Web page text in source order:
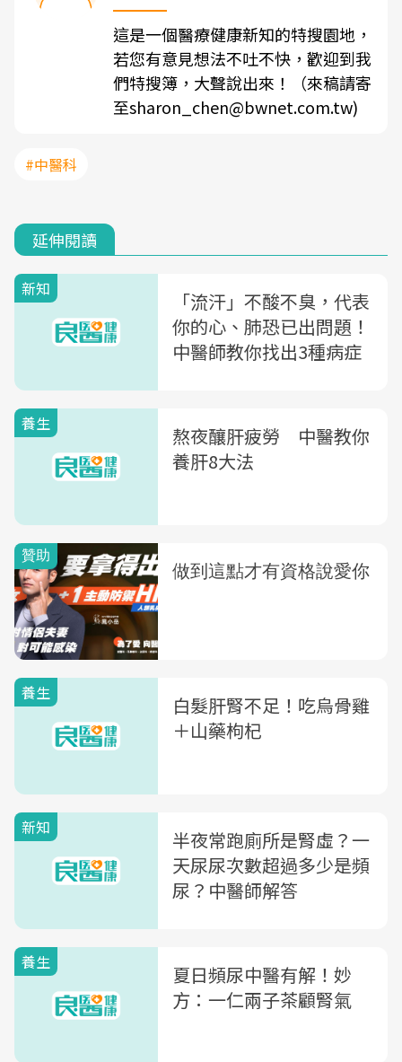
這是一個醫療健康新知的特搜園地，
若您有意見想法不吐不快，歡迎到我
們特搜簿，大聲說出來！（來稿請寄
至sharon_chen@bwnet.com.tw)
#中醫科
延伸閱讀
新知
「流汗」不酸不臭，代表
你的心、肺恐已出問題！
中醫師教你找出3種病症
養生
熬夜釀肝疲勞 中醫教你
養肝8大法
養生
白髮肝腎不足！吃烏骨雞
＋山藥枸杞
新知
半夜常跑廁所是腎虛？一
天尿尿次數超過多少是頻
尿？中醫師解答
養生
夏日頻尿中醫有解！妙
方：一仁兩子茶顧腎氣